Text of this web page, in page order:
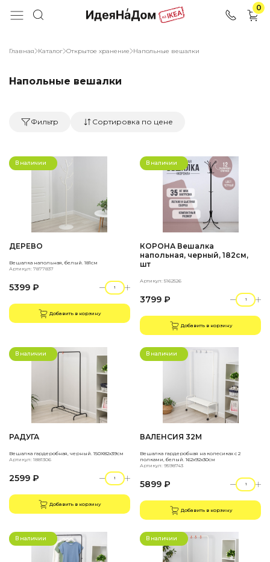
0
Главная Каталог Открытое хранение Напольные вешалки
Напольные вешалки
Фильтр Сортировка по цене
В наличии
ДЕРЕВО
Вешалка напольная, белый. 181см
Артикул: 7877837
5399 ₽
Добавить в корзину
В наличии
КОРОНА Вешалка
напольная, черный, 182см,
шт
Артикул: 5162526
3799 ₽
Добавить в корзину
В наличии
РАДУГА
Вешалка гардеробная, черный. 150Х82х39см
Артикул: 1881306
2599 ₽
Добавить в корзину
В наличии
ВАЛЕНСИЯ 32М
Вешалка гардеробная на колесиках с 2
полками, белый. 162х92х30см
Артикул: 9598743
5899 ₽
Добавить в корзину
В наличии В наличии